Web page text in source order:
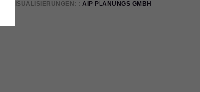
VISUALISIERUNGEN: AIP PLANUNGS GMBH